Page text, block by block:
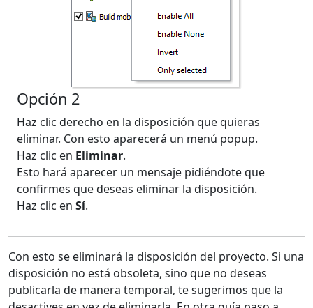
Opción 2
Haz clic derecho en la disposición que quieras
eliminar. Con esto aparecerá un menú popup.
Haz clic en Eliminar.
Esto hará aparecer un mensaje pidiéndote que
confirmes que deseas eliminar la disposición.
Haz clic en Sí.
Con esto se eliminará la disposición del proyecto. Si una
disposición no está obsoleta, sino que no deseas
publicarla de manera temporal, te sugerimos que la